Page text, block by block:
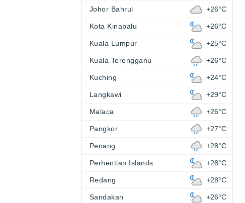
Johor Bahrul +26°C
Kota Kinabalu +26°C
Kuala Lumpur +25°C
Kuala Terengganu +26°C
Kuching +24°C
Langkawi +29°C
Malaca +26°C
Pangkor +27°C
Penang +28°C
Perhentian Islands +28°C
Redang +28°C
Sandakan +26°C